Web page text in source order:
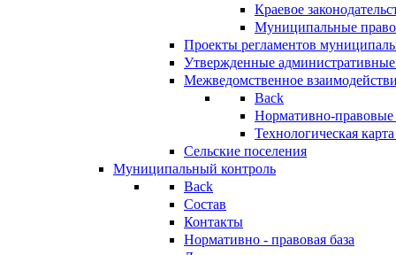
Краевое
Муниципальные
Проекты регламентов
Утвержденные
Межведомственное
Back
Нормативно-правовые
Технологическая
Сельские поселения
Муниципальный контроль
Back
Состав
Контакты
Нормативно - правовая база